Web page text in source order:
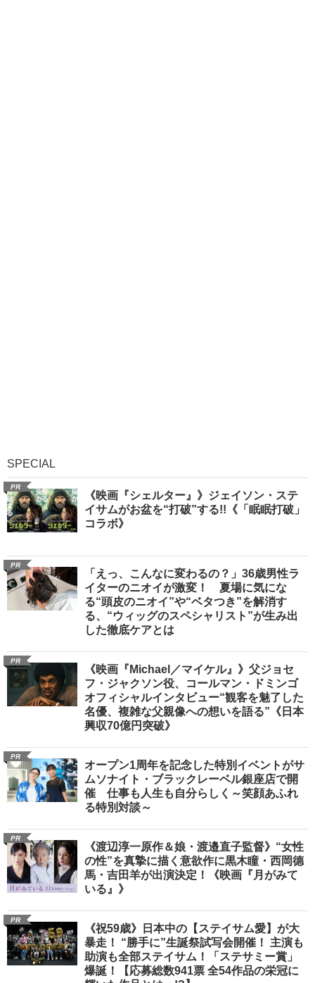
SPECIAL
PR
《映画『シェルター』》ジェイソン・ステ
イサムがお盆を“打破”する!!《「眠眠打破」
コラボ》
PR
「えっ、こんなに変わるの？」36歳男性ラ
イターのニオイが激変！ 夏場に気にな
る“頭皮のニオイ”や“ベタつき”を解消す
る、“ウィッグのスペシャリスト”が生み出
した徹底ケアとは
PR
《映画『Michael／マイケル』》父ジョセ
フ・ジャクソン役、コールマン・ドミンゴ
オフィシャルインタビュー“観客を魅了した
名優、複雑な父親像への想いを語る”《日本
興収70億円突破》
PR
オープン1周年を記念した特別イベントがサ
ムソナイト・ブラックレーベル銀座店で開
催 仕事も人生も自分らしく～笑顔あふれ
る特別対談～
PR
《渡辺淳一原作＆娘・渡邉直子監督》“女性
の性”を真摯に描く意欲作に黒木瞳・西岡德
馬・吉田羊が出演決定！《映画『月がみて
いる』》
PR
《祝59歳》日本中の【ステイサム愛】が大
暴走！ “勝手に”生誕祭試写会開催！ 主演も
助演も全部ステイサム！「ステサミー賞」
爆誕！【応募総数941票 全54作品の栄冠に